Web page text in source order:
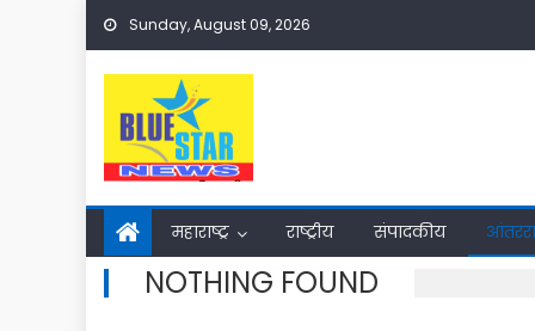
Skip
content
Sunday, August 09, 2026
महाराष्ट्र राष्ट्रीय संपादकीय
NOTHING FOUND